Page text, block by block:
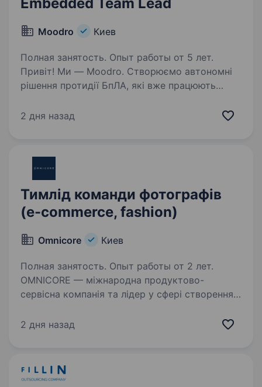
Moodro Киев
Полная занятость. Опыт работы от 5 лет.
Привіт! Ми — Moodro. Створюємо автономні
рішення протидії БпЛА, які вже працюють
підрозділам на фронті. Усередині команди
2 дня назад
Тимлід команди фотографів
(e-commerce, fashion)
Omnicore Киев
Полная занятость. Опыт работы от 2 лет.
OMNICORE — міжнародна продуктово-
сервісна компанія та лідер у сфері створення,
бізнесами світових fashion-ритейлерів. Наші
2 дня назад